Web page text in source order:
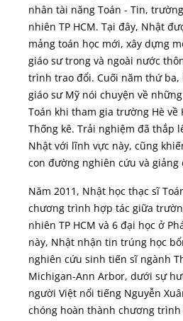
nhân tài năng Toán - Tin,
nhiên TP HCM. Tại đây, Nhật
mảng toán học mới, xây dựng
giáo sư trong và ngoài nước
trình trao đổi. Cuối năm thứ
giáo sư Mỹ nói chuyện về
Toán khi tham gia trường Hè về
Thống kê. Trải nghiệm đã thắp
Nhật với lĩnh vực này, cũng
con đường nghiên cứu và giảng
Năm 2011, Nhật học thạc sĩ
chương trình hợp tác giữa
nhiên TP HCM và 6 đại học ở
này, Nhật nhận tin trúng học
nghiên cứu sinh tiến sĩ ngành
Michigan-Ann Arbor, dưới sự
người Việt nổi tiếng Nguyễn
chóng hoàn thành chương trình